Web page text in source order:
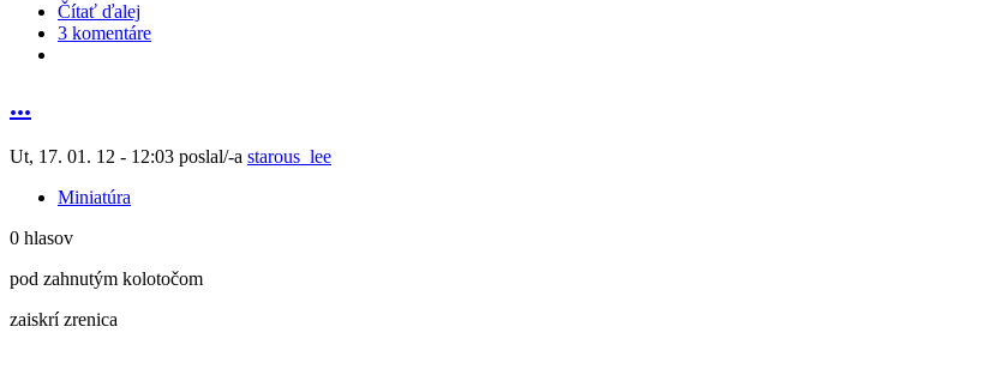
Čítať ďalej
3 komentáre
...
Ut, 17. 01. 12 - 12:03 poslal/-a starous_lee
Miniatúra
0 hlasov
pod zahnutým kolotočom
zaiskrí zrenica